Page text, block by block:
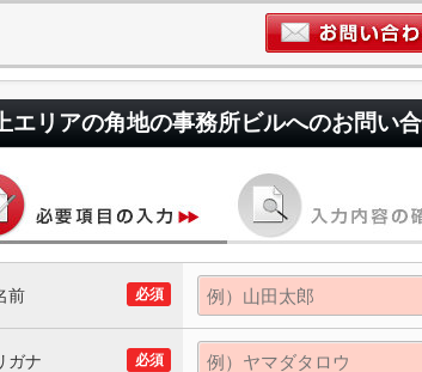
エリアの角地の事務所ビルへのお問い
必須
前
必須
ガナ